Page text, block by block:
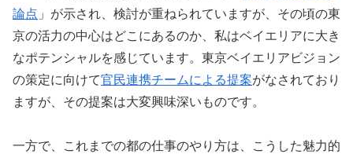
論点 」が示され、検討が重ねられていますが、その頃の東
京の活力の中心はどこにあるのか、私はベイエリアに大き
なポテンシャルを感じています。東京ベイエリアビジョン
の策定に向けて官民連携チームによる提案がなされており
ますが、その提案は大変興味深いものです。
一方で、これまでの都の仕事のやり方は、こうした魅力的